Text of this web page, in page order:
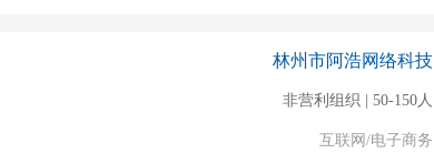
林州市阿浩网络科技
非营利组织 | 50-150人
互联网/电子商务